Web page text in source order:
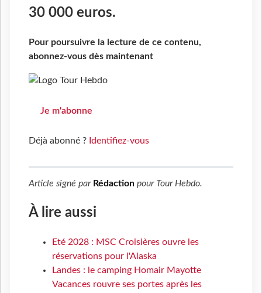
30 000 euros.
Pour poursuivre la lecture de ce contenu,
abonnez-vous dès maintenant
Je m'abonne
Déjà abonné ? Identifiez-vous
Article signé par Rédaction pour Tour Hebdo.
À lire aussi
Eté 2028 : MSC Croisières ouvre les
réservations pour l'Alaska
Landes : le camping Homair Mayotte
Vacances rouvre ses portes après les